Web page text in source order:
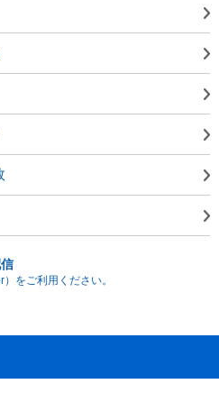
をご利用ください。